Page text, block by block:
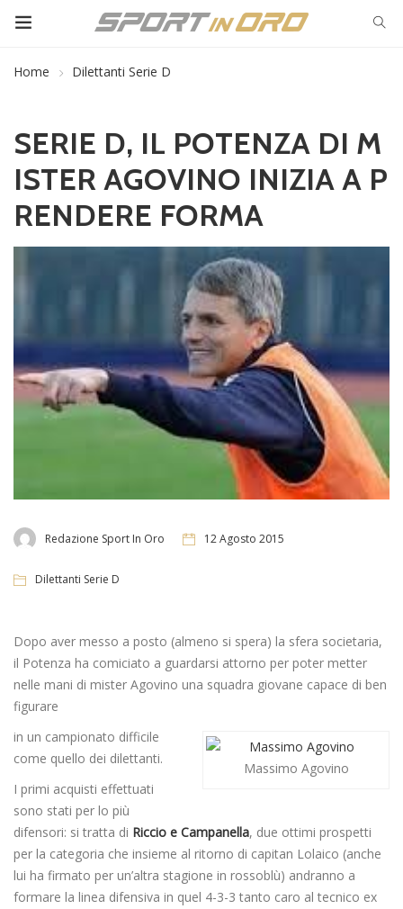
Home Dilettanti Serie D
SERIE D, IL POTENZA DI M
ISTER AGOVINO INIZIA A P
RENDERE FORMA
Redazione Sport In Oro 12 Agosto 2015
Dilettanti Serie D
Dopo aver messo a posto (almeno si spera) la sfera societaria,
il Potenza ha comiciato a guardarsi attorno per poter metter
nelle mani di mister Agovino una squadra giovane capace di ben
figurare
Massimo Agovino
in un campionato difficile
come quello dei dilettanti.
I primi acquisti effettuati
sono stati per lo più
difensori: si tratta di Riccio e Campanella, due ottimi prospetti
per la categoria che insieme al ritorno di capitan Lolaico (anche
lui ha firmato per un’altra stagione in rossoblù) andranno a
formare la linea difensiva in quel 4-3-3 tanto caro al tecnico ex